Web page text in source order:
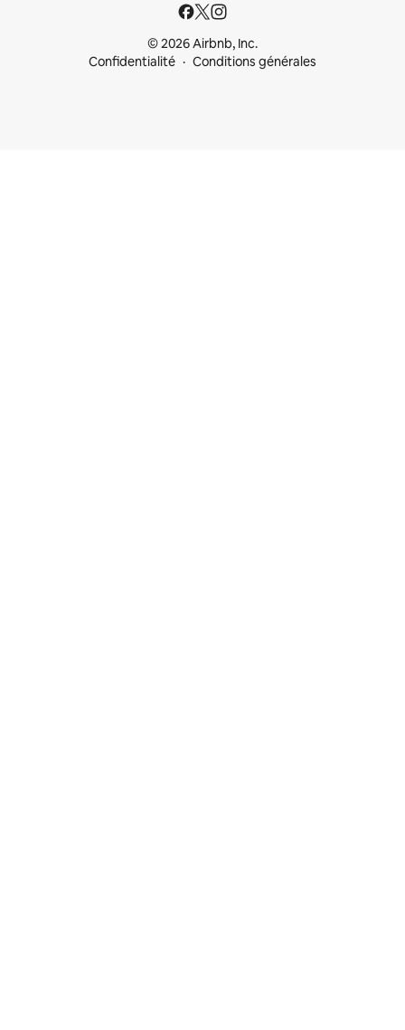
© 2026 Airbnb, Inc.
Confidentialité
Conditions générales